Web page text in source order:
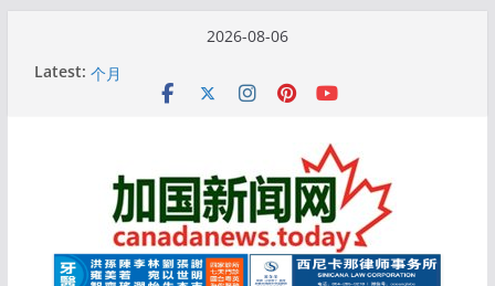
2026-08-06
Latest: 10万人排队入籍加拿大！美占一半，现在申请要等19
特鲁多半裸与水果姐海滩激吻! 热恋一年感情持续升温
更多名校恢复SAT 考试，新学年大学申请开跑7个大不